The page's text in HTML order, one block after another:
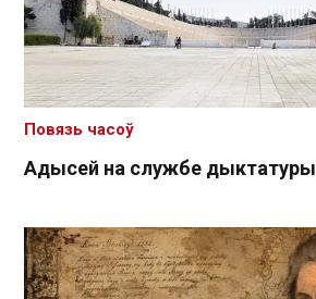
Адысей на службе дыктатуры
Повязь часоў